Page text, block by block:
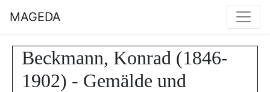
MAGEDA
Beckmann, Konrad (1846-
1902) - Gemälde und